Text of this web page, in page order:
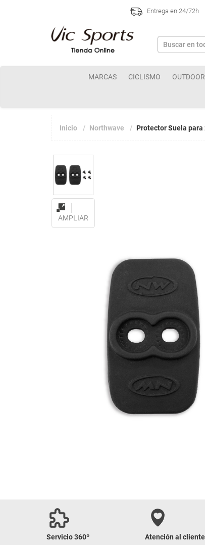
Entrega en 24/72h
MARCAS CICLISMO OUTDOOR
Inicio Northwave Protector Suela
AMPLIAR
Servicio 360º
Atención al cliente